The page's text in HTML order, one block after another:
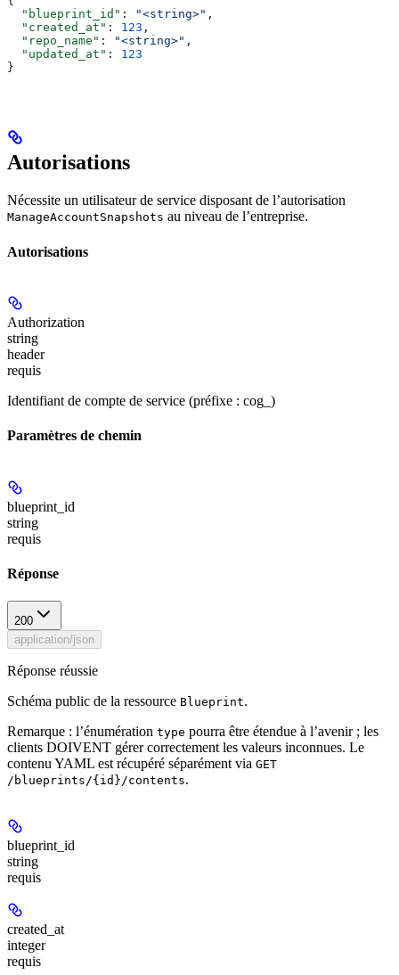
  "blueprint_id"
: "<string>" ,
  "created_at"
: 123 ,
  "repo_name"
: "<string>" ,
  "updated_at"
: 123
}
Autorisations
Nécessite un utilisateur de service disposant de l’autorisation
ManageAccountSnapshots au niveau de l’entreprise.
Autorisations
Authorization
string
header
requis
Identifiant de compte de service (préfixe : cog_)
Paramètres de chemin
blueprint_id
string
requis
Réponse
200
application/json
Réponse réussie
Schéma public de la ressource Blueprint.
Remarque : l’énumération type pourra être étendue à l’avenir ; les
clients DOIVENT gérer correctement les valeurs inconnues. Le
contenu YAML est récupéré séparément via GET
/blueprints/{id}/contents.
blueprint_id
string
requis
created_at
integer
requis